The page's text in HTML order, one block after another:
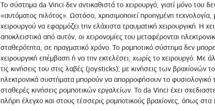
Το σύστημα da Vinci δεν αντικαθιστά το χειρουργό, γιατί μόνο του
«αυτόματος πιλότος». Ωστόσο, χρησιμοποιεί προηγμένη τεχνολογία,
χειρουργού να εφαρμόζει την ελάχιστα τραυματική χειρουργική. Η
αποκλειστικά από αυτόν, οι χειρονομίες του μεταφέρονται
σταθερότητα, σε πραγματικό χρόνο. Το ρομποτικό σύστημα δεν
χειρουργική επέμβαση ή να την εκτελέσει, χωρίς το χειρουργό. Με
τις κινήσεις του στις λαβές (joysticks), με κινήσεις των βραχίονών
ηλεκτρονικά συστήματα μπορούν να απορροφήσουν το φυσιολογικό
σταθερές κινήσεις ρομποτικών εργαλείων. Το da Vinci έχει
πλήρη έλεγχο και στους τέσσερις ρομποτικούς βραχίονες, όπως στα